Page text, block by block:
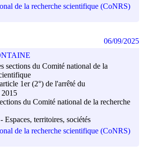
de la recherche scientifique (CoNRS)
sections du Comité national de la
1er (2°) de l'arrêté du
2015
du Comité national de la recherche
Espaces, territoires, sociétés
de la recherche scientifique (CoNRS)
06/09/2025